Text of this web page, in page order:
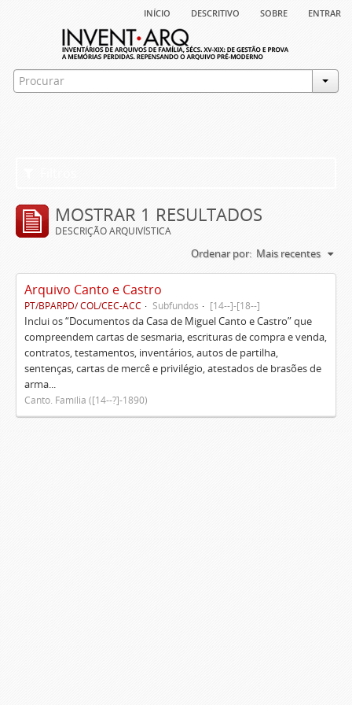
início descritivo sobre entrar
MOSTRAR 1 RESULTADOS
DESCRIÇÃO ARQUIVÍSTICA
Ordenar por: Mais recentes
Arquivo Canto e Castro
PT/BPARPD/ COL/CEC-ACC Subfundos [14--]-[18--]
Inclui os “Documentos da Casa de Miguel Canto e Castro” que
compreendem cartas de sesmaria, escrituras de compra e venda,
contratos, testamentos, inventários, autos de partilha,
sentenças, cartas de mercê e privilégio, atestados de brasões de
arma...
Canto. Família ([14--?]-1890)